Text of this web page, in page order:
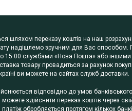
шляхом переказу коштів на наш
надішлемо зручним для Вас способом.
до 15:00 службами «Нова Пошта» або
товару провадиться за рахунок
ви можете на сайтах служб доставки.
відповідно до умов
здійснити переказ коштів через
обробляється протягом кількох